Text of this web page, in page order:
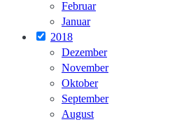
Februar
Januar
2018
Dezember
November
Oktober
September
August